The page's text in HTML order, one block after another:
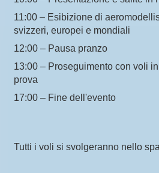
11:00 – Esibizione di
svizzeri, europei e mondiali
12:00 – Pausa pranzo
13:00 – Proseguimento con voli
prova
17:00 – Fine dell'evento
Tutti i voli si svolgeranno nello